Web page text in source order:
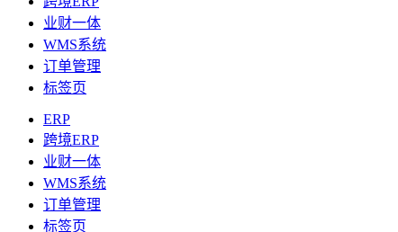
业财一体
WMS系统
订单管理
标签页
ERP
跨境ERP
业财一体
WMS系统
订单管理
标签页